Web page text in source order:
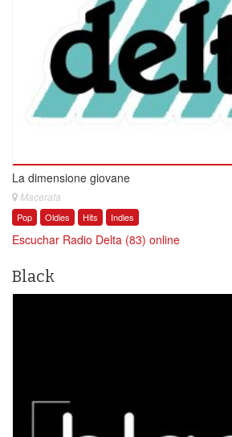
La dimensione giovane
Macerata
Pop Oldies Hits Indies
Escuchar Radio Delta (83) online
Black